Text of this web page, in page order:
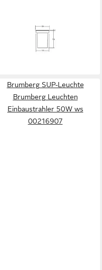
GU10 7/9/11W eds
Brumberg SUP-Leuchte
Brumberg Leuchten
Einbaustrahler 50W ws
00216907